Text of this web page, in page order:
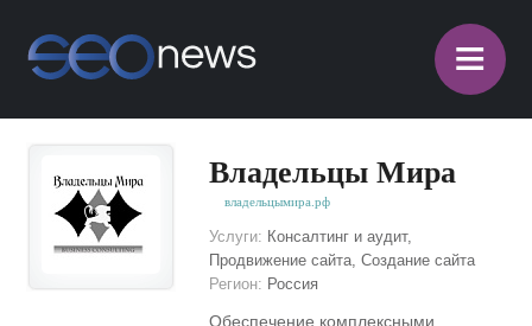
≡
Владельцы Мира
владельцымира.рф
Услуги: Консалтинг и аудит,
Продвижение сайта, Создание сайта
Регион: Россия
Обеспечение комплексными